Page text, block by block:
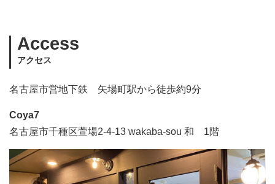
Access
アクセス
名古屋市営地下鉄 矢場町駅から徒歩約9分
Coya7
名古屋市千種区萱場2-4-13 wakaba-sou 和 1階